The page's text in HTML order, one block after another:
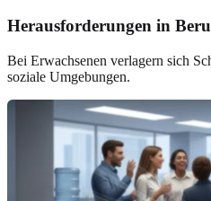
Herausforderungen in
Bei Erwachsenen verlagern sich
soziale Umgebungen.